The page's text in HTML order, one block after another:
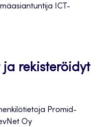
ICT-
ja rekisteröidyt
Promid-
Oy